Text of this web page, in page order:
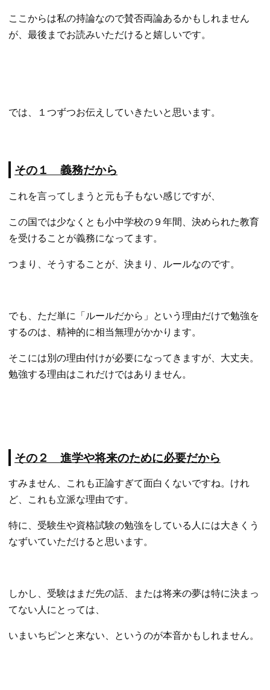
ここからは私の持論なので賛否両論あるかもしれません
が、最後までお読みいただけると嬉しいです。
では、１つずつお伝えしていきたいと思います。
その１ 義務だから
これを言ってしまうと元も子もない感じですが、
この国では少なくとも小中学校の９年間、決められた教育
を受けることが義務になってます。
つまり、そうすることが、決まり、ルールなのです。
でも、ただ単に「ルールだから」という理由だけで勉強を
するのは、精神的に相当無理がかかります。
そこには別の理由付けが必要になってきますが、大丈夫。
勉強する理由はこれだけではありません。
その２ 進学や将来のために必要だから
すみません、これも正論すぎて面白くないですね。けれ
ど、これも立派な理由です。
特に、受験生や資格試験の勉強をしている人には大きくう
なずいていただけると思います。
しかし、受験はまだ先の話、または将来の夢は特に決まっ
てない人にとっては、
いまいちピンと来ない、というのが本音かもしれません。